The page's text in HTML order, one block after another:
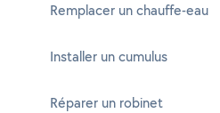
Remplacer un chauffe-eau
Installer un cumulus
Réparer un robinet